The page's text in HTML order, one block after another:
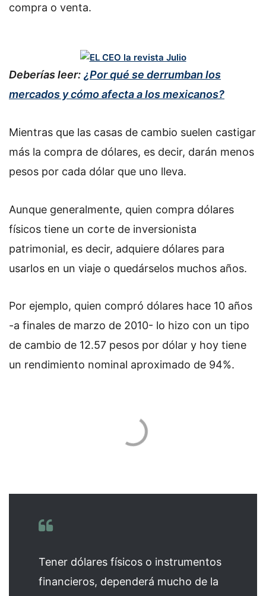
compra o venta.
Deberías leer: ¿Por qué se derrumban los
mercados y cómo afecta a los mexicanos?
Mientras que las casas de cambio suelen castigar
más la compra de dólares, es decir, darán menos
pesos por cada dólar que uno lleva.
Aunque generalmente, quien compra dólares
físicos tiene un corte de inversionista
patrimonial, es decir, adquiere dólares para
usarlos en un viaje o quedárselos muchos años.
Por ejemplo, quien compró dólares hace 10 años
-a finales de marzo de 2010- lo hizo con un tipo
de cambio de 12.57 pesos por dólar y hoy tiene
un rendimiento nominal aproximado de 94%.
Tener dólares físicos o instrumentos
financieros, dependerá mucho de la